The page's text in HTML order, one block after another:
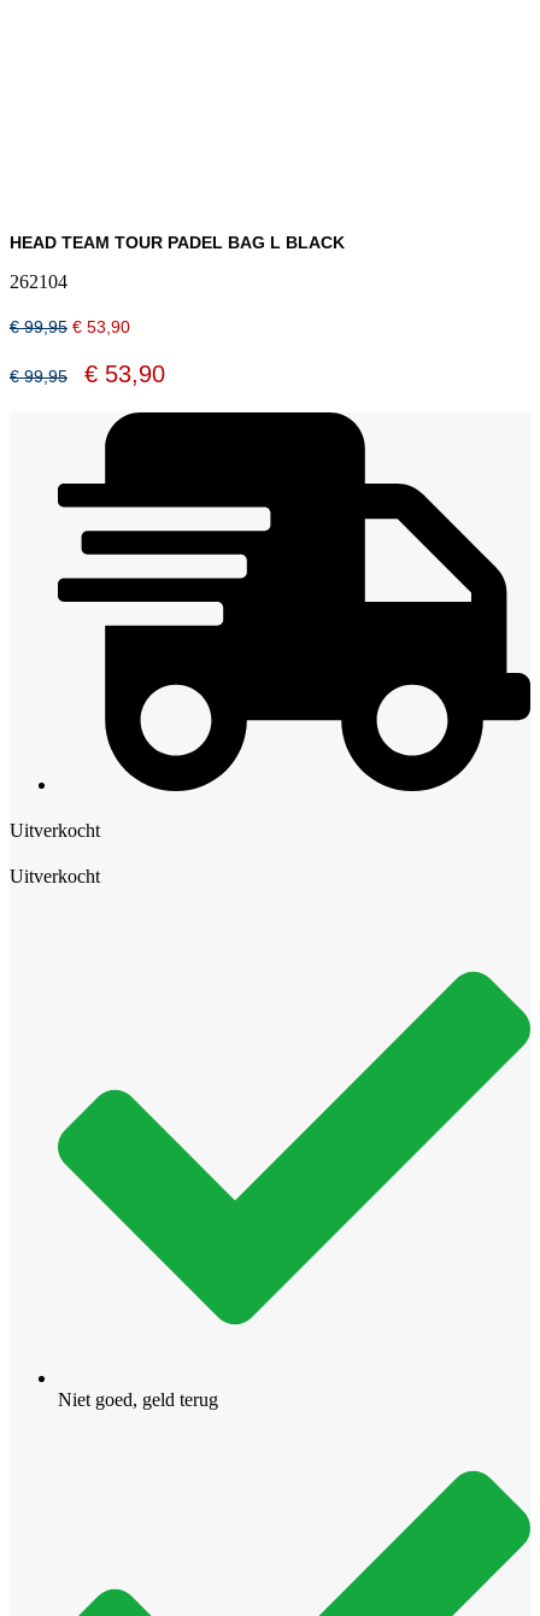
HEAD TEAM TOUR PADEL BAG L BLACK
262104
€99,95 Oorspronkelijke
was:
€ 99,95.
€ 53,90Huidige
is:
€ 53,90.
€99,95
Oorspronkelijke
prijs
€ 99,95.
€ 53,90Huidige
is:
Uitverkocht
Uitverkocht
Niet goed, geld terug